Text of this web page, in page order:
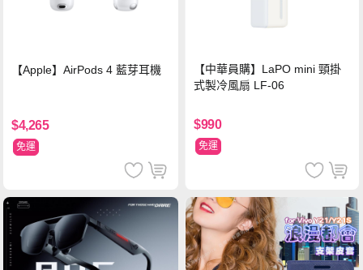
【Apple】AirPods 4 藍芽耳機
$4,265
免運
【中華員購】LaPO mini 頸掛
式製冷風扇 LF-06
$990
免運